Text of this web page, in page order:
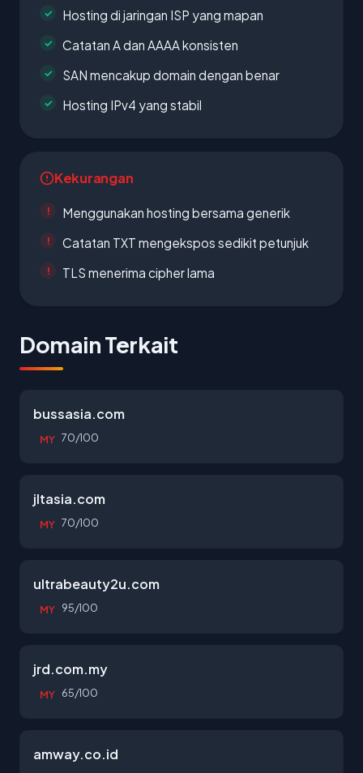
Hosting di jaringan ISP yang mapan
Catatan A dan AAAA konsisten
SAN mencakup domain dengan benar
Hosting IPv4 yang stabil
Kekurangan
Menggunakan hosting bersama generik
Catatan TXT mengekspos sedikit petunjuk
TLS menerima cipher lama
Domain Terkait
bussasia.com
MY 70/100
jltasia.com
MY 70/100
ultrabeauty2u.com
MY 95/100
jrd.com.my
MY 65/100
amway.co.id